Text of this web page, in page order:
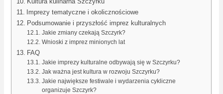
Imprezy tematyczne i okolicznościowe
Podsumowanie i przyszłość imprez kulturalnych
Jakie zmiany czekają Szczyrk?
Wnioski z imprez minionych lat
FAQ
Jakie imprezy kulturalne odbywają się w Szczyrku?
Jak ważna jest kultura w rozwoju Szczyrku?
Jakie największe festiwale i wydarzenia cykliczne
organizuje Szczyrk?